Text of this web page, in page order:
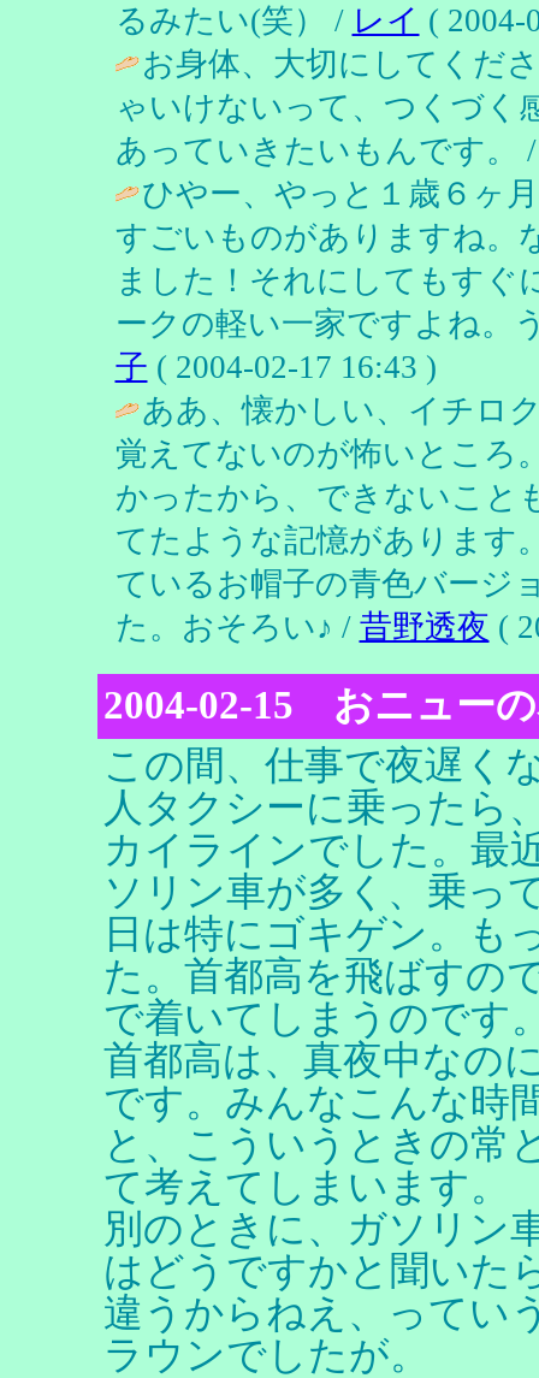
るみたい(笑） / レイ ( 2004-
お身体、大切にしてくだ
ゃいけないって、つくづく
あっていきたいもんです。
ひやー、やっと１歳６ヶ
すごいものがありますね。
ました！それにしてもすぐ
ークの軽い一家ですよね。
子 ( 2004-02-17 16:43 )
ああ、懐かしい、イチロ
覚えてないのが怖いところ
かったから、できないこと
てたような記憶があります
ているお帽子の青色バージ
た。おそろい♪ / 昔野透夜 (
2004-02-15 おニュー
この間、仕事で夜遅く
人タクシーに乗ったら
カイラインでした。最
ソリン車が多く、乗っ
日は特にゴキゲン。も
た。首都高を飛ばすの
で着いてしまうのです
首都高は、真夜中なの
です。みんなこんな時
と、こういうときの常
て考えてしまいます。
別のときに、ガソリン
はどうですかと聞いた
違うからねえ、ってい
ラウンでしたが。